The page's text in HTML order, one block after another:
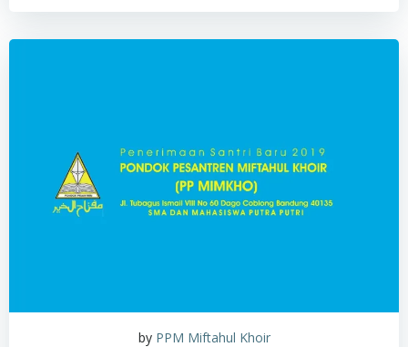
by PPM Miftahul Khoir